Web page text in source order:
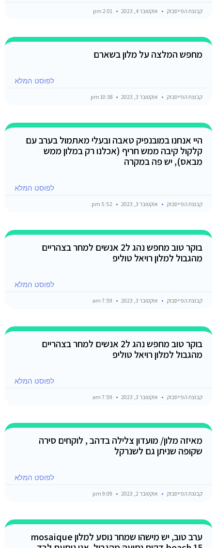
קבוצת הפייסבוק אוקטובר 4, 2023
מחפש המלצה על מלון בשארם
לפוסט המלא
קבוצת הפייסבוק אוקטובר 3, 2023
היי אנחנו במובנפיק טאבה ובעלי מאתמול בערב עם
קלקול קיבה ממש חריף (אכלנו רק במלון ממש
מבאס), יש פה במקרה
לפוסט המלא
קבוצת הפייסבוק אוקטובר 3, 2023
בוקר טוב מחפש נהג ל2 אנשים למחר בצהריים
מהגבול למלון רויאל טוליפ
לפוסט המלא
קבוצת הפייסבוק אוקטובר 3, 2023
בוקר טוב מחפש נהג ל2 אנשים למחר בצהריים
מהגבול למלון רויאל טוליפ
לפוסט המלא
קבוצת הפייסבוק אוקטובר 3, 2023
מאיזה מלון/ מועדון צלילה בדהב , לוקחים סירה
שקופה שניתן גם לשנרקל
לפוסט המלא
קבוצת הפייסבוק אוקטובר 2, 2023
ערב טוב, יש מישהו שמחר נוסע למלון mosaique